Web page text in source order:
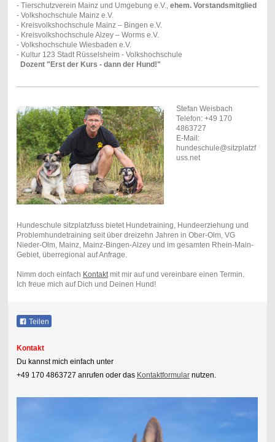
- Tierschutzverein Mainz und Umgebung e.V., ehem. Vorstandsmitglied
- Volkshochschule Mainz e.V.
- Kreisvolkshochschule Mainz – Bingen e.V.
- Kreisvolkshochschule Alzey – Worms e.V.
- Volkshochschule Wiesbaden e.V.
- Kultur 123 Stadt Rüsselsheim - Volkshochschule
Dozent "Erst der Kurs - dann der Hund!"
Stefan Weisbach
Telefon: +49 170
4863727
E-Mail:
hundeschule@sitzplatzf
uss.net
Hundeschule sitzplatzfuss bietet Hundetraining, Hundeerziehung und
Problemhundetraining seit über dreizehn Jahren in Ober-Olm, VG
Nieder-Olm, Mainz, Mainz-Bingen-Alzey und im gesamten Rhein-Main-
Gebiet, überregional auf Anfrage.
Nimm doch einfach Kontaktmit mir auf und vereinbare einen Termin.
Ich freue mich auf Dich und Deinen Hund!
Teilen
Kontakt
Du kannst mich einfach unter
+49 170 4863727 anrufen oder das Kontaktformularnutzen.